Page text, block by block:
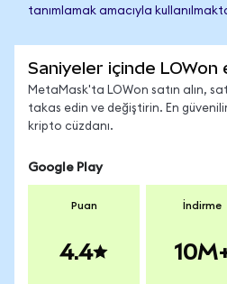
tanımlamak amacıyla
Saniyeler içinde LOWon
MetaMask'ta LOWon satın alın,
takas edin ve değiştirin. En
kripto cüzdanı.
Google Play
Puan
4.4
İndirme